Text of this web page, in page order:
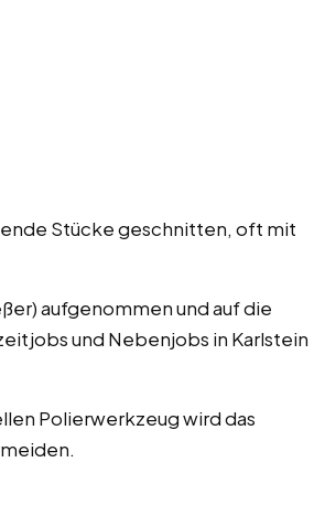
Stücke geschnitten, oft mit
aufgenommen und auf die
und Nebenjobs in Karlstein
Polierwerkzeug wird das